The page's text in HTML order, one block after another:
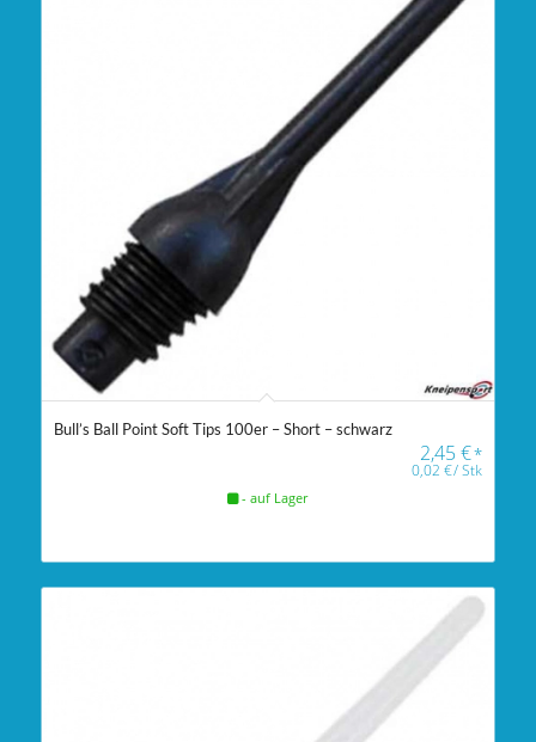
Bull’s Ball Point Soft Tips 100er – Short – schwarz
2,45€*
0,02€/Stk
- auf Lager